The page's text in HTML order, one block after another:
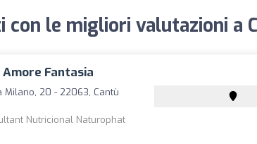
con le migliori valutazioni a
Amore Fantasia
Milano, 20 - 22063, Cantù
Nutricional Naturophat